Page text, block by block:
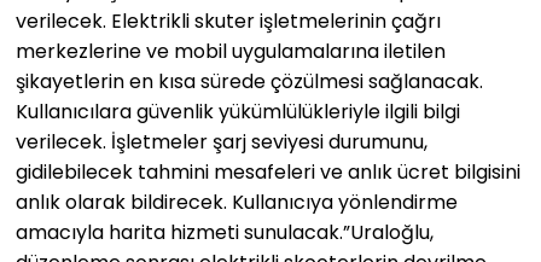
verilecek. Elektrikli skuter işletmelerinin çağrı
merkezlerine ve mobil uygulamalarına iletilen
şikayetlerin en kısa sürede çözülmesi sağlanacak.
Kullanıcılara güvenlik yükümlülükleriyle ilgili bilgi
verilecek. İşletmeler şarj seviyesi durumunu,
gidilebilecek tahmini mesafeleri ve anlık ücret bilgisini
anlık olarak bildirecek. Kullanıcıya yönlendirme
amacıyla harita hizmeti sunulacak.”Uraloğlu,